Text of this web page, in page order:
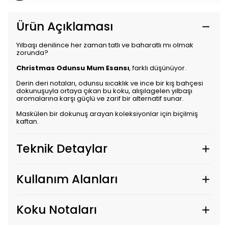
Ürün Açıklaması
Yılbaşı denilince her zaman tatlı ve baharatlı mı olmak
zorunda?
Christmas Odunsu Mum Esansı, farklı düşünüyor.
Derin deri notaları, odunsu sıcaklık ve ince bir kış bahçesi
dokunuşuyla ortaya çıkan bu koku, alışılagelen yılbaşı
aromalarına karşı güçlü ve zarif bir alternatif sunar.
Maskülen bir dokunuş arayan koleksiyonlar için biçilmiş
kaftan.
Teknik Detaylar
Kullanım Alanları
Koku Notaları